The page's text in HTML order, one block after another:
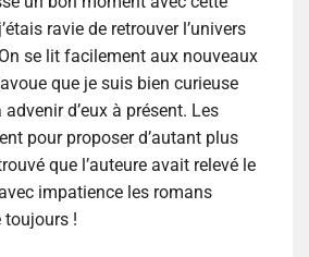
ravie de retrouver l’univers
se lit facilement aux nouveaux
que je suis bien curieuse
advenir d’eux à présent. Les
pour proposer d’autant plus
que l’auteure avait relevé le
impatience les romans
toujours !